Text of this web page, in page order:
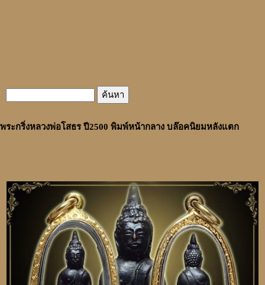
พระกริ่งหลวงพ่อโสธร ปี2500 พิมพ์หน้ากลาง บล๊อคนิยมหลังแตก